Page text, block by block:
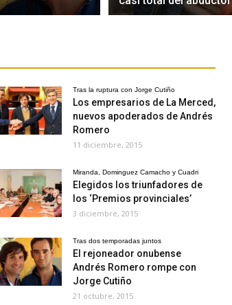
Tras la ruptura con Jorge Cutiño
Los empresarios de La Merced,
nuevos apoderados de Andrés
Romero
11 diciembre, 2015
Miranda, Dominguez Camacho y Cuadri
Elegidos los triunfadores de
los ‘Premios provinciales’
3 diciembre, 2015
Tras dos temporadas juntos
El rejoneador onubense
Andrés Romero rompe con
Jorge Cutiño
21 octubre, 2015